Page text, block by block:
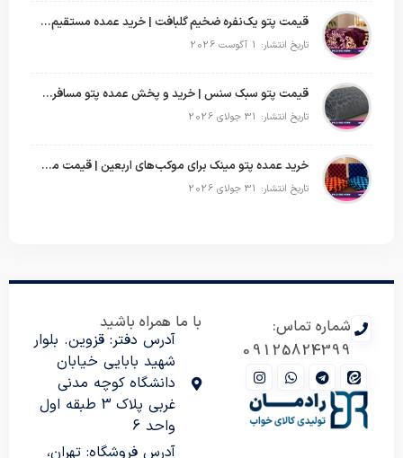
قیمت پتو یک‌نفره ضخیم گلبافت | خرید عمده مستقیم با بهترین قیمت
تاریخ انتشار: 1 آگوست 2026
قیمت پتو سبک سنس | خرید و پخش عمده پتو مسافرتی Sense
تاریخ انتشار: 31 جولای 2026
خرید عمده پتو مینک برای موکب‌های اربعین | قیمت مناسب و ارسال سریع
تاریخ انتشار: 31 جولای 2026
شماره تماس:
09125824399
با ما همراه باشید
آدرس دفتر: قزوین. بلوار
شهید بابایی خیابان
دانشگاه کوچه مدنی
غربی پلاک 3 طبقه اول
واحد 6
آدرس فروشگاه: تهران،